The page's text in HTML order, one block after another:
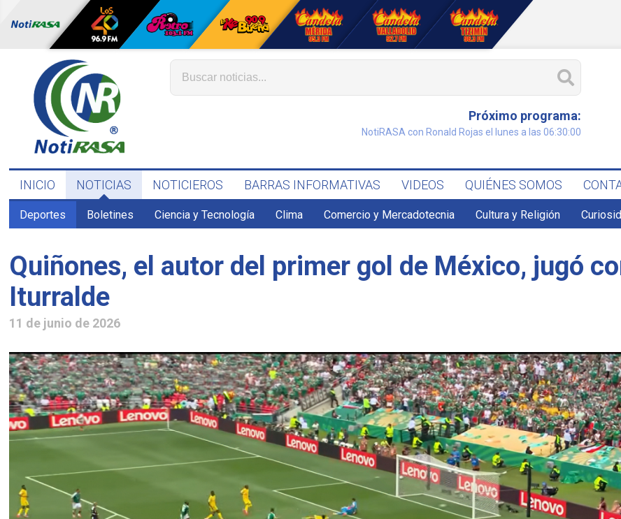
Próximo programa:
NotiRASA con Ronald Rojas el lunes a las 06:30:00
INICIO NOTICIAS NOTICIEROS BARRAS INFORMATIVAS VIDEOS QUIÉNES SOMOS
Deportes Boletines Ciencia y Tecnología Clima Comercio y Mercadotecnia Cultura y Religión
Quiñones, el autor del primer gol de México, jugó
Iturralde
11 de junio de 2026